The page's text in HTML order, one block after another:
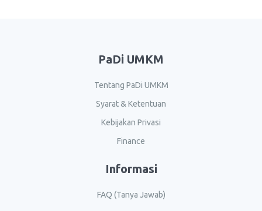
PaDi UMKM
Tentang PaDi UMKM
Syarat & Ketentuan
Kebijakan Privasi
Finance
Informasi
FAQ (Tanya Jawab)